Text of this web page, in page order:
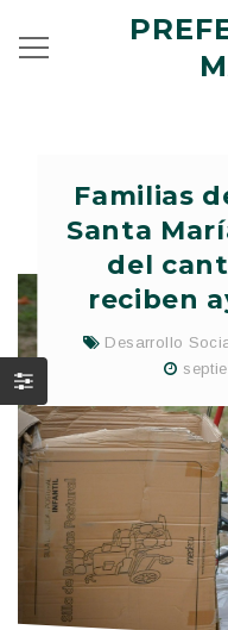
Familias
Santa
del
reciben
Desarrollo